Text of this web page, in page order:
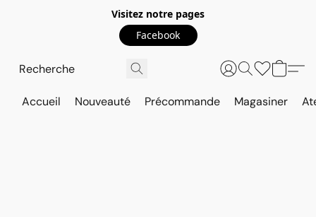
Visitez notre pages
Facebook
Accueil Nouveauté Précommande Magasiner